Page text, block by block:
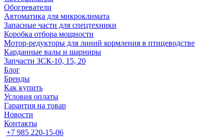
Обогреватели
Автоматика для микроклимата
Запасные части для спецтехники
Коробка отбора мощности
Мотор-редукторы для линий кормления в птицеводстве
Карданные валы и шарниры
Запчасти ЗСК-10, 15, 20
Блог
Бренды
Как купить
Условия оплаты
Гарантия на товар
Новости
Контакты
+7 985 220-15-06